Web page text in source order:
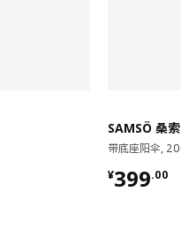
SAMSÖ 桑
带底座阳伞,
¥399.00
¥ 399.00